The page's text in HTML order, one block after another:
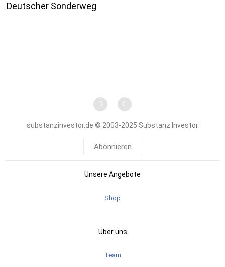
Deutscher Sonderweg
substanzinvestor.de © 2003-2025 Substanz Investor
Abonnieren
Unsere Angebote
Shop
Über uns
Team